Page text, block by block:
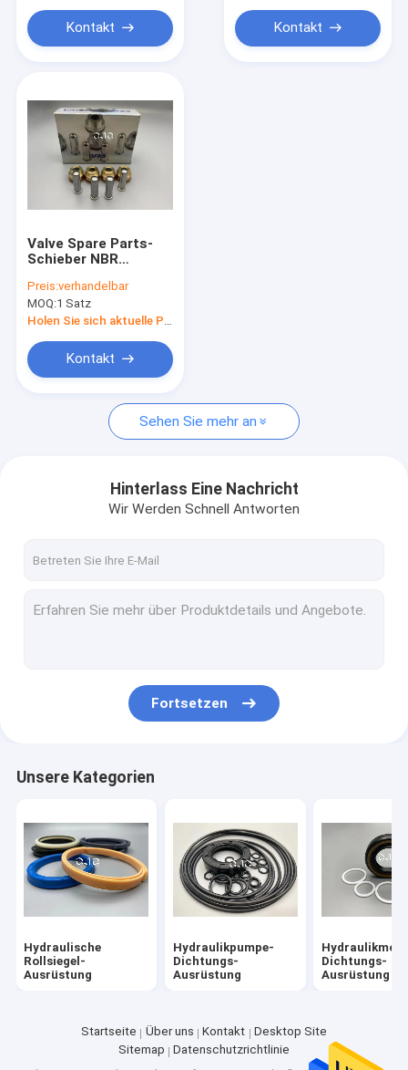
Neuigkeiten
Blog
Hydraulische Rollsiegel-Ausrüstung
Hydraulikmotor-Dichtungs-Ausrüstung
Regelventil-Dichtungs-Ausrüstung
Mitte-gemeinsame Dichtungs-Ausrüstung
Unterbrecher-Dichtungs-Ausrüstung
Bagger Seal Bausatz
Leichte Stahlkeele
Kontakt Kontakt
Valve Spare Parts-
Schieber NBR
Pilotfür PC40-1
Bagger Handle
Preis:verhandelbar
MOQ:1 Satz
Holen Sie sich aktuelle Preis
Kontakt
Sehen Sie mehr an
Hinterlass Eine Nachricht
Wir Werden Schnell Antworten
Fortsetzen
Unsere Kategorien
Hydraulische
Rollsiegel-
Ausrüstung
Hydraulikpumpe-
Dichtungs-
Ausrüstung
Dichtungs-
Ausrüstung
Startseite Über uns Kontakt
Desktop Site
Sitemap
Datenschutzrichtlinie